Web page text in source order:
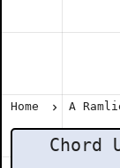
Home A
Chord